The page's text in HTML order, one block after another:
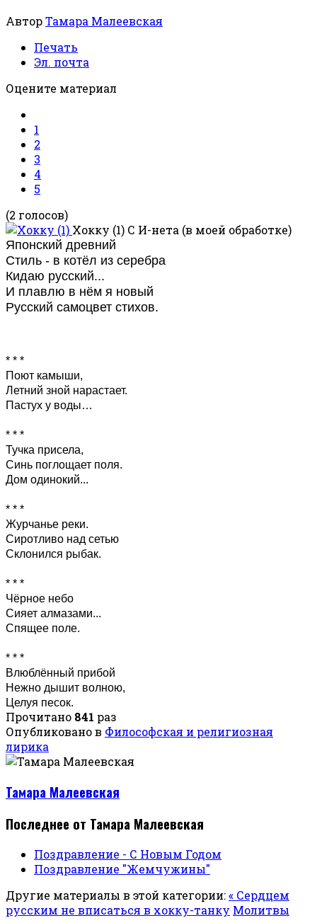
АвторТамара Малеевская
Печать
Эл. почта
Оцените материал
1
2
3
4
5
(2 голосов)
Хокку (1) С И-нета (в моей обработке)
Японский древний
Стиль - в котёл из серебра
Кидаю русский...
И плавлю в нём я новый
Русский самоцвет стихов.
* * *
Поют камыши,
Летний зной нарастает.
Пастух у воды…
* * *
Тучка присела,
Синь поглощает поля.
Дом одинокий...
* * *
Журчанье реки.
Сиротливо над сетью
Склонился рыбак.
* * *
Чёрное небо
Сияет алмазами...
Спящее поле.
* * *
Влюблённый прибой
Нежно дышит волною,
Целуя песок.
Прочитано 841 раз
Опубликовано в Философская и религиозная
лирика
Тамара Малеевская
Последнее от Тамара Малеевская
Поздравление - С Новым Годом
Поздравление "Жемчужины"
Другие материалы в этой категории:« Сердцем
русским не вписаться в хокку-танку Молитвы